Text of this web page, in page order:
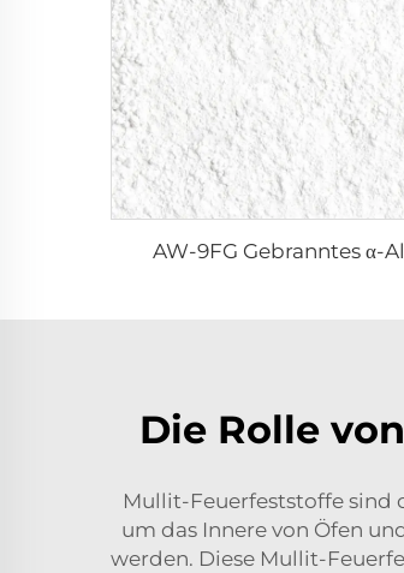
AW-9FG Gebranntes α-
Die Rolle
Mullit-Feuerfeststoffe sind
um das Innere von Öfen
werden. Diese Mullit-